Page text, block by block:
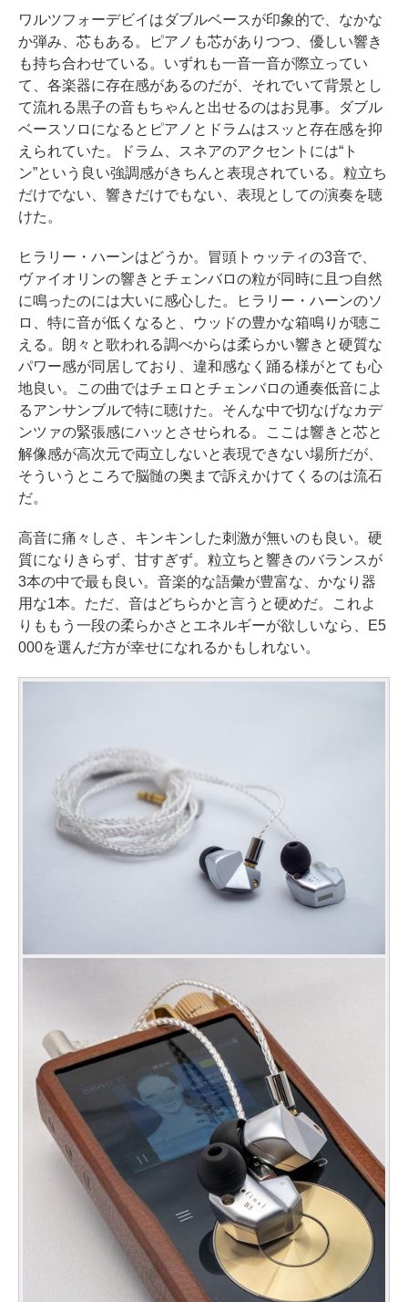
ワルツフォーデビイはダブルベースが印象的で、なかな
か弾み、芯もある。ピアノも芯がありつつ、優しい響き
も持ち合わせている。いずれも一音一音が際立ってい
て、各楽器に存在感があるのだが、それでいて背景とし
て流れる黒子の音もちゃんと出せるのはお見事。ダブル
ベースソロになるとピアノとドラムはスッと存在感を抑
えられていた。ドラム、スネアのアクセントには“ト
ン”という良い強調感がきちんと表現されている。粒立ち
だけでない、響きだけでもない、表現としての演奏を聴
けた。
ヒラリー・ハーンはどうか。冒頭トゥッティの3音で、
ヴァイオリンの響きとチェンバロの粒が同時に且つ自然
に鳴ったのには大いに感心した。ヒラリー・ハーンのソ
ロ、特に音が低くなると、ウッドの豊かな箱鳴りが聴こ
える。朗々と歌われる調べからは柔らかい響きと硬質な
パワー感が同居しており、違和感なく踊る様がとても心
地良い。この曲ではチェロとチェンバロの通奏低音によ
るアンサンブルで特に聴けた。そんな中で切なげなカデ
ンツァの緊張感にハッとさせられる。ここは響きと芯と
解像感が高次元で両立しないと表現できない場所だが、
そういうところで脳髄の奥まで訴えかけてくるのは流石
だ。
高音に痛々しさ、キンキンした刺激が無いのも良い。硬
質になりきらず、甘すぎず。粒立ちと響きのバランスが
3本の中で最も良い。音楽的な語彙が豊富な、かなり器
用な1本。ただ、音はどちらかと言うと硬めだ。これよ
りももう一段の柔らかさとエネルギーが欲しいなら、E5
000を選んだ方が幸せになれるかもしれない。